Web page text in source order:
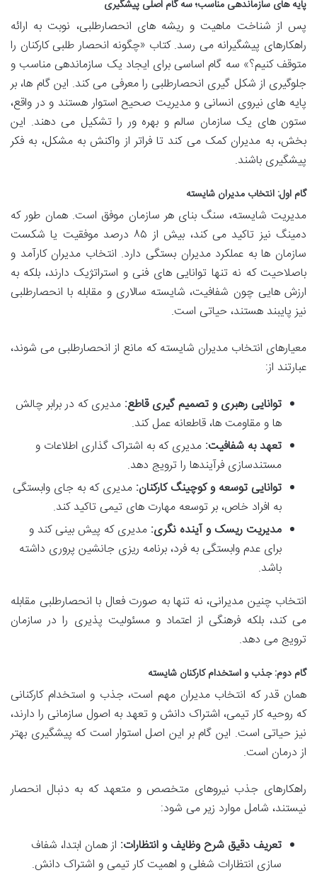
پایه های سازماندهی مناسب؛ سه گام اصلی پیشگیری
پس از شناخت ماهیت و ریشه های انحصارطلبی، نوبت به ارائه
راهکارهای پیشگیرانه می رسد. کتاب «چگونه انحصار طلبی کارکنان را
متوقف کنیم؟» سه گام اساسی برای ایجاد یک سازماندهی مناسب و
جلوگیری از شکل گیری انحصارطلبی را معرفی می کند. این گام ها، بر
پایه های نیروی انسانی و مدیریت صحیح استوار هستند و در واقع،
ستون های یک سازمان سالم و بهره ور را تشکیل می دهند. این
بخش، به مدیران کمک می کند تا فراتر از واکنش به مشکل، به فکر
پیشگیری باشند.
گام اول: انتخاب مدیران شایسته
مدیریت شایسته، سنگ بنای هر سازمان موفق است. همان طور که
دمینگ نیز تاکید می کند، بیش از ۸۵ درصد موفقیت یا شکست
سازمان ها به عملکرد مدیران بستگی دارد. انتخاب مدیران کارآمد و
باصلاحیت که نه تنها توانایی های فنی و استراتژیک دارند، بلکه به
ارزش هایی چون شفافیت، شایسته سالاری و مقابله با انحصارطلبی
نیز پایبند هستند، حیاتی است.
معیارهای انتخاب مدیران شایسته که مانع از انحصارطلبی می شوند،
عبارتند از:
توانایی رهبری و تصمیم گیری قاطع: مدیری که در برابر چالش
ها و مقاومت ها، قاطعانه عمل کند.
تعهد به شفافیت: مدیری که به اشتراک گذاری اطلاعات و
مستندسازی فرآیندها را ترویج دهد.
توانایی توسعه و کوچینگ کارکنان: مدیری که به جای وابستگی
به افراد خاص، بر توسعه مهارت های تیمی تاکید کند.
مدیریت ریسک و آینده نگری: مدیری که پیش بینی کند و
برای عدم وابستگی به فرد، برنامه ریزی جانشین پروری داشته
باشد.
انتخاب چنین مدیرانی، نه تنها به صورت فعال با انحصارطلبی مقابله
می کند، بلکه فرهنگی از اعتماد و مسئولیت پذیری را در سازمان
ترویج می دهد.
گام دوم: جذب و استخدام کارکنان شایسته
همان قدر که انتخاب مدیران مهم است، جذب و استخدام کارکنانی
که روحیه کار تیمی، اشتراک دانش و تعهد به اصول سازمانی را دارند،
نیز حیاتی است. این گام بر این اصل استوار است که پیشگیری بهتر
از درمان است.
راهکارهای جذب نیروهای متخصص و متعهد که به دنبال انحصار
نیستند، شامل موارد زیر می شود:
تعریف دقیق شرح وظایف و انتظارات: از همان ابتدا، شفاف
سازی انتظارات شغلی و اهمیت کار تیمی و اشتراک دانش.